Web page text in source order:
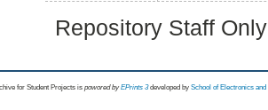
Repository Staff
for Student Projects is powored byEPrints 3 developed by School of Electronics